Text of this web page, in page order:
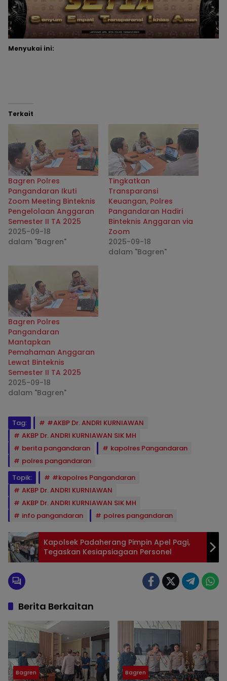
Menyukai ini:
Terkait
Bagren Polres
Pangandaran Ikuti
Zoom Meeting Binteknis
Pengelolaan Anggaran
Semester II TA 2025
2025-09-18
dalam "Bagren"
Tingkatkan
Transparansi
Keuangan, Polres
Pangandaran Hadiri
Binteknis Anggaran via
Zoom
2025-09-18
dalam "Bagren"
Bagren Polres
Pangandaran
Mantapkan
Pemahaman Anggaran
Lewat Binteknis
Semester II TA 2025
2025-09-18
dalam "Bagren"
Tag:
#AKBP Dr. ANDRI KURNIAWAN
AKBP Dr. ANDRI KURNIAWAN SIK MH
berita pangandaran
kapolres Pangandaran
polres pangandaran
Topik:
#kapolres Pangandaran
AKBP Dr. ANDRI KURNIAWAN
AKBP Dr. ANDRI KURNIAWAN SIK MH
info pangandaran
polres pangandaran
Kapolsek Padaherang Pimpin Apel Pagi,
Tegaskan Kesiapsiagaan Personel
Berita Berkaitan
Bagren Bagren